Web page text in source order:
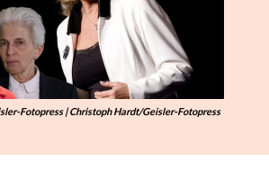
Fotopress | Christoph Hardt/Geisler-Fotopress